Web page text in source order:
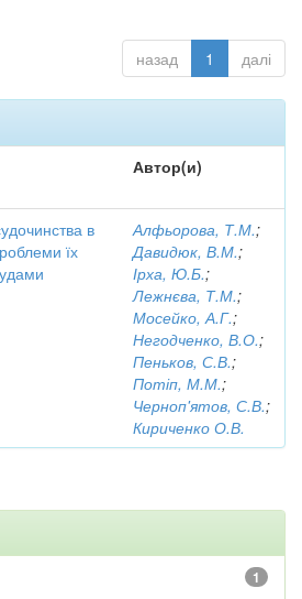
назад 1 далі
Автор(и)
в
їх
Алфьорова, Т.М.;
Давидюк, В.М.;
Ірха, Ю.Б.;
Лежнєва, Т.М.;
Мосейко, А.Г.;
Негодченко, В.О.;
Пеньков, С.В.;
Потіп, М.М.;
Черноп'ятов, С.В.;
Кириченко О.В.
1